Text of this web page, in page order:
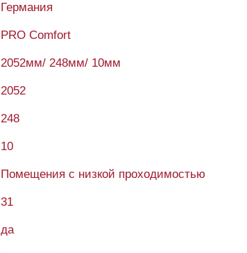
Германия
PRO Comfort
2052мм/ 248мм/ 10мм
2052
248
10
Помещения с низкой проходимостью
31
да